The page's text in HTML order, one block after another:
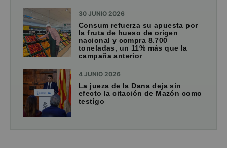
30 JUNIO 2026
Consum refuerza su apuesta por
la fruta de hueso de origen
nacional y compra 8.700
toneladas, un 11% más que la
campaña anterior
4 JUNIO 2026
La jueza de la Dana deja sin
efecto la citación de Mazón como
testigo